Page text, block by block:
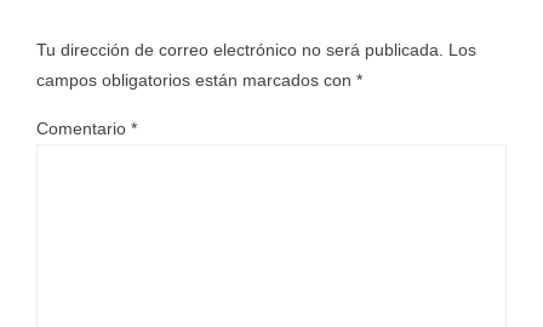
Tu dirección de correo electrónico no será publicada.
Los
campos obligatorios están marcados con *
Comentario *